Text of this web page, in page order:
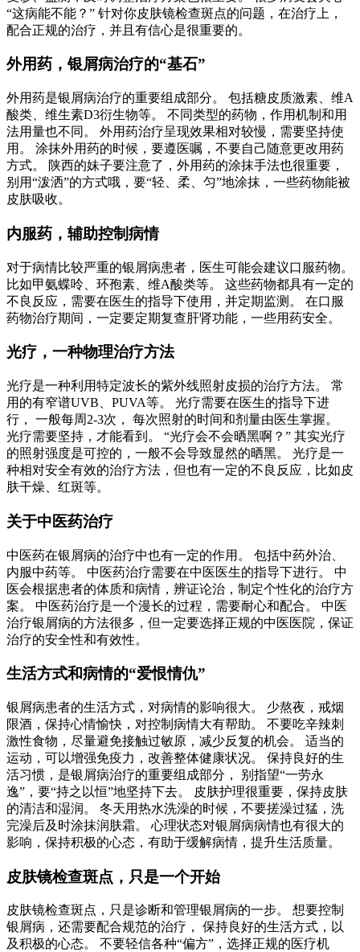
“这病能不能？” 针对你皮肤镜检查斑点的问题，在治疗上，
配合正规的治疗，并且有信心是很重要的。
外用药，银屑病治疗的“基石”
外用药是银屑病治疗的重要组成部分。 包括糖皮质激素、维A
酸类、维生素D3衍生物等。 不同类型的药物，作用机制和用
法用量也不同。 外用药治疗呈现效果相对较慢，需要坚持使
用。 涂抹外用药的时候，要遵医嘱，不要自己随意更改用药
方式。 陕西的妹子要注意了，外用药的涂抹手法也很重要，
别用“泼洒”的方式哦，要“轻、柔、匀”地涂抹，一些药物能被
皮肤吸收。
内服药，辅助控制病情
对于病情比较严重的银屑病患者，医生可能会建议口服药物。
比如甲氨蝶呤、环孢素、维A酸类等。 这些药物都具有一定的
不良反应，需要在医生的指导下使用，并定期监测。 在口服
药物治疗期间，一定要定期复查肝肾功能，一些用药安全。
光疗，一种物理治疗方法
光疗是一种利用特定波长的紫外线照射皮损的治疗方法。 常
用的有窄谱UVB、PUVA等。 光疗需要在医生的指导下进
行， 一般每周2-3次， 每次照射的时间和剂量由医生掌握。
光疗需要坚持，才能看到。 “光疗会不会晒黑啊？” 其实光疗
的照射强度是可控的，一般不会导致显然的晒黑。 光疗是一
种相对安全有效的治疗方法，但也有一定的不良反应，比如皮
肤干燥、红斑等。
关于中医药治疗
中医药在银屑病的治疗中也有一定的作用。 包括中药外治、
内服中药等。 中医药治疗需要在中医医生的指导下进行。 中
医会根据患者的体质和病情，辨证论治，制定个性化的治疗方
案。 中医药治疗是一个漫长的过程，需要耐心和配合。 中医
治疗银屑病的方法很多，但一定要选择正规的中医医院，保证
治疗的安全性和有效性。
生活方式和病情的“爱恨情仇”
银屑病患者的生活方式，对病情的影响很大。 少熬夜，戒烟
限酒，保持心情愉快，对控制病情大有帮助。 不要吃辛辣刺
激性食物，尽量避免接触过敏原，减少反复的机会。 适当的
运动，可以增强免疫力，改善整体健康状况。 保持良好的生
活习惯，是银屑病治疗的重要组成部分， 别指望“一劳永
逸”，要“持之以恒”地坚持下去。 皮肤护理很重要，保持皮肤
的清洁和湿润。 冬天用热水洗澡的时候，不要搓澡过猛，洗
完澡后及时涂抹润肤霜。 心理状态对银屑病病情也有很大的
影响，保持积极的心态，有助于缓解病情，提升生活质量。
皮肤镜检查斑点，只是一个开始
皮肤镜检查斑点，只是诊断和管理银屑病的一步。 想要控制
银屑病，还需要配合规范的治疗， 保持良好的生活方式，以
及积极的心态。 不要轻信各种“偏方”，选择正规的医疗机